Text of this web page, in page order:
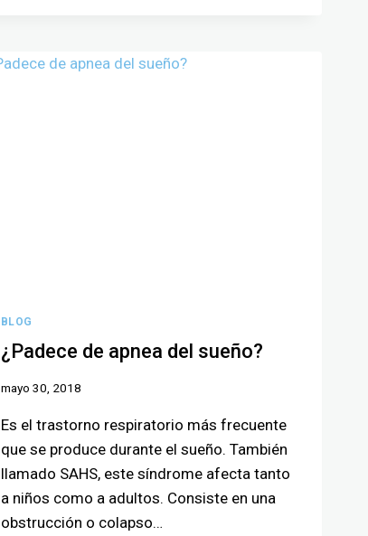
BLOG
¿Padece de apnea del sueño?
mayo 30, 2018
Es el trastorno respiratorio más frecuente
que se produce durante el sueño. También
llamado SAHS, este síndrome afecta tanto
a niños como a adultos. Consiste en una
obstrucción o colapso…